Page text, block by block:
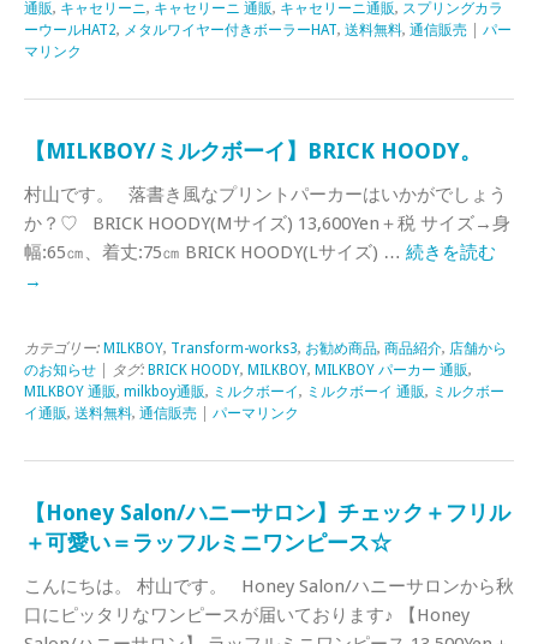
通販, キャセリーニ, キャセリーニ 通販, キャセリーニ通販, スプリングカラ
ーウールHAT2, メタルワイヤー付きボーラーHAT, 送料無料, 通信販売
パー
マリンク
【MILKBOY/ミルクボーイ】BRICK HOODY。
村山です。 落書き風なプリントパーカーはいかがでしょう
か？♡ BRICK HOODY(Mサイズ) 13,600Yen＋税 サイズ→身
幅:65㎝、着丈:75㎝ BRICK HOODY(Lサイズ) … 続きを読む
→
カテゴリー: MILKBOY, Transform-works3, お勧め商品, 商品紹介, 店舗から
のお知らせ | タグ: BRICK HOODY, MILKBOY, MILKBOY パーカー 通販,
MILKBOY 通販, milkboy通販, ミルクボーイ, ミルクボーイ 通販, ミルクボー
イ通販, 送料無料, 通信販売 パーマリンク
【Honey Salon/ハニーサロン】チェック＋フリル
＋可愛い＝ラッフルミニワンピース☆
こんにちは。 村山です。 Honey Salon/ハニーサロンから秋
口にピッタリなワンピースが届いております♪ 【Honey